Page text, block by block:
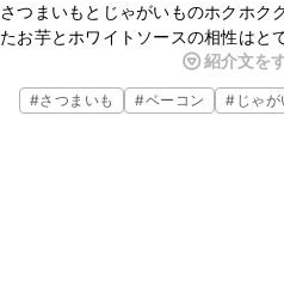
さつまいもとじゃがいものホクホク
たお芋とホワイトソースの相性はと
す。味付けはコンソメ顆粒でとって
てみてくださいね。
紹介文を
#さつまいも #ベーコン # じゃが